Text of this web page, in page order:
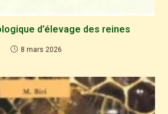
d’élevage des reines
8 mars 2026